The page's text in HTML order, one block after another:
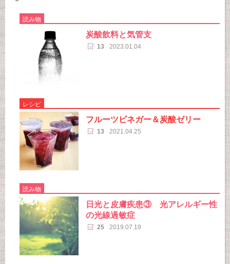
読み物
炭酸飲料と気管支
13 2023.01.04
レシピ
フルーツビネガー＆炭酸ゼリー
13 2021.04.25
読み物
日光と皮膚疾患③ 光アレルギー性
の光線過敏症
25 2019.07.19